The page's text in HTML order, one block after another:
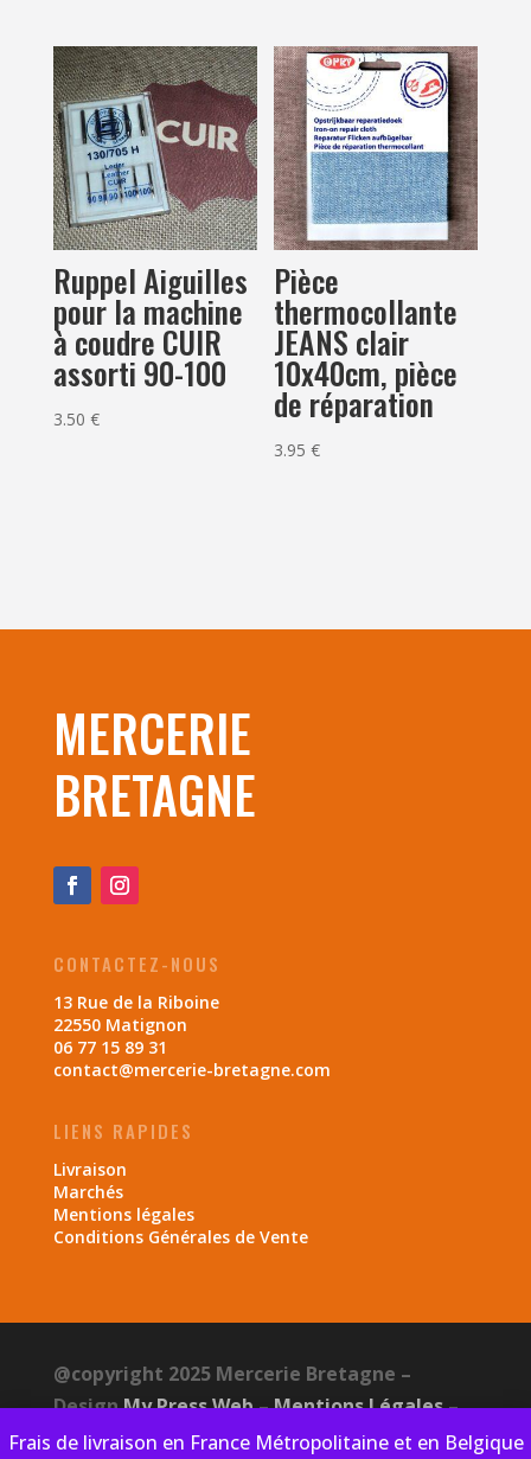
Frais de livraison en France Métropolitaine et en Belgique
Ruppel Aiguilles
pour la machine
à coudre CUIR
assorti 90-100
3.50 €
Pièce
thermocollante
JEANS clair
10x40cm, pièce
de réparation
3.95€
MERCERIE
BRETAGNE
CONTACTEZ-NOUS
13 Rue de la Riboine
22550 Matignon
06 77 15 89 31
contact@mercerie-bretagne.com
LIENS RAPIDES
Livraison
Marchés
Mentions légales
Conditions Générales de Vente
@copyright 2025 Mercerie Bretagne –
DesignMy Press Web–Mentions Légales–
CGV–Politique de confidentialité